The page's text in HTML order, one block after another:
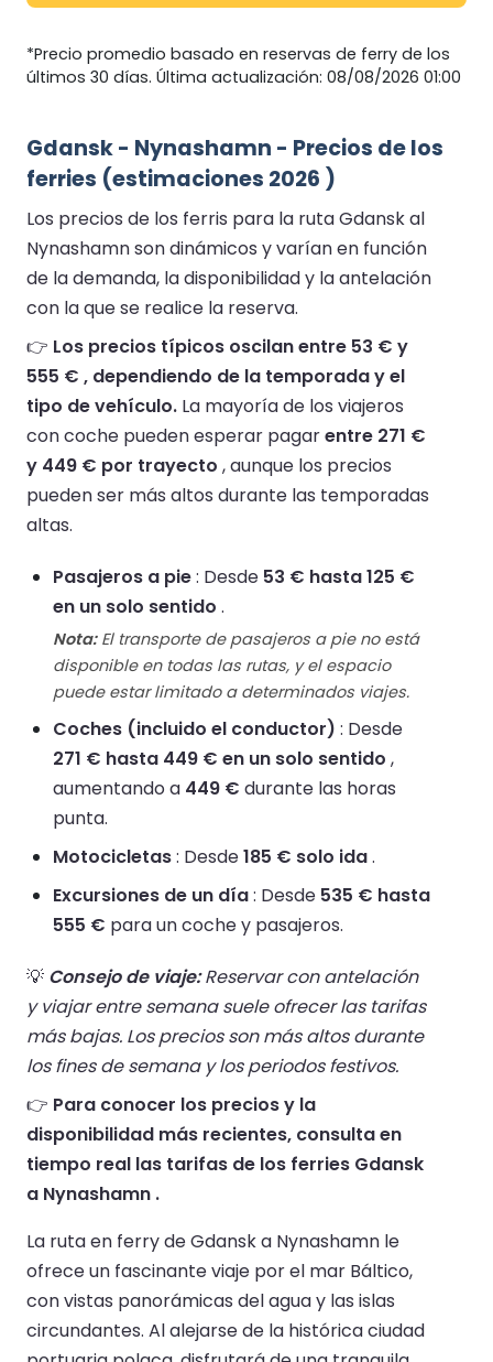
*Precio promedio basado en reservas de ferry de los
últimos 30 días. Última actualización: 08/08/2026 01:00
Gdansk - Nynashamn - Precios de los
ferries (estimaciones 2026 )
Los precios de los ferris para la ruta Gdansk al
Nynashamn son dinámicos y varían en función
de la demanda, la disponibilidad y la antelación
con la que se realice la reserva.
👉 Los precios típicos oscilan entre 53 € y
555 € , dependiendo de la temporada y el
tipo de vehículo. La mayoría de los viajeros
con coche pueden esperar pagarentre 271 €
y 449 € por trayecto , aunque los precios
pueden ser más altos durante las temporadas
altas.
Pasajeros a pie: Desde 53 € hasta 125 €
en un solo sentido .
Nota:El transporte de pasajeros a pie no está
disponible en todas las rutas, y el espacio
puede estar limitado a determinados viajes.
Coches (incluido el conductor) : Desde
271 € hasta 449 € en un solo sentido ,
aumentando a 449 € durante las horas
punta.
Motocicletas: Desde185 € solo ida.
Excursiones de un día: Desde 535 € hasta
555 € para un coche y pasajeros.
💡 Consejo de viaje:Reservar con antelación
y viajar entre semana suele ofrecer las tarifas
más bajas. Los precios son más altos durante
los fines de semana y los periodos festivos.
👉 Para conocer los precios y la
disponibilidad más recientes, consulta en
tiempo real las tarifas de los ferries Gdansk
a Nynashamn .
La ruta en ferry de Gdansk a Nynashamn le
ofrece un fascinante viaje por el mar Báltico,
con vistas panorámicas del agua y las islas
circundantes. Al alejarse de la histórica ciudad